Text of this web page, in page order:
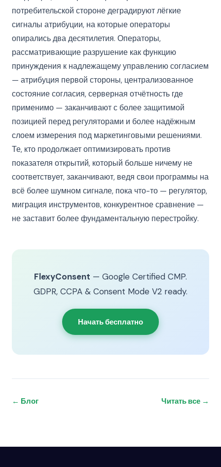
потребительской стороне деградируют лёгкие
сигналы атрибуции, на которые операторы
опирались два десятилетия. Операторы,
рассматривающие разрушение как функцию
принуждения к надлежащему управлению согласием
— атрибуция первой стороны, централизованное
состояние согласия, серверная отчётность где
применимо — заканчивают с более защитимой
позицией перед регуляторами и более надёжным
слоем измерения под маркетинговыми решениями.
Те, кто продолжает оптимизировать против
показателя открытий, который больше ничему не
соответствует, заканчивают, ведя свои программы на
всё более шумном сигнале, пока что-то — регулятор,
миграция инструментов, конкурентное сравнение —
не заставит более фундаментальную перестройку.
FlexyConsent — Google Certified CMP.
GDPR, CCPA & Consent Mode V2 ready.
Начать бесплатно
← Блог Читать все →